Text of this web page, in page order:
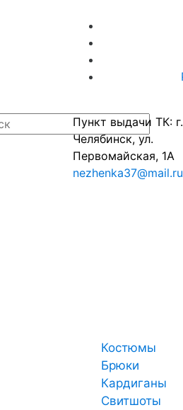
Пункт выдачи ТК: г.
Челябинск, ул.
Первомайская, 1А
nezhenka37@mail.ru
Костюмы
Брюки
Кардиганы
Свитшоты